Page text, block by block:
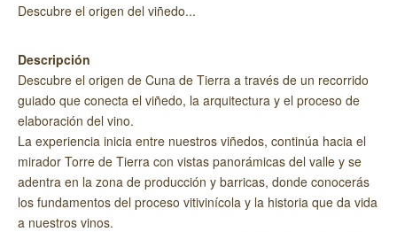
Descubre el origen del viñedo...
Descripción
Descubre el origen de Cuna de Tierra a través de un recorrido
guiado que conecta el viñedo, la arquitectura y el proceso de
elaboración del vino.
La experiencia inicia entre nuestros viñedos, continúa hacia el
mirador Torre de Tierra con vistas panorámicas del valle y se
adentra en la zona de producción y barricas, donde conocerás
los fundamentos del proceso vitivinícola y la historia que da vida
a nuestros vinos.